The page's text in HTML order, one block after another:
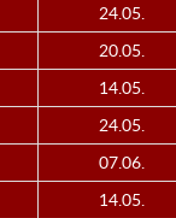
24.05.
20.05.
14.05.
24.05.
07.06.
14.05.